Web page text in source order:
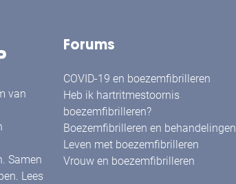
van
Samen
Lees
Forums
COVID-19 en boezemfibrilleren
Heb ik hartritmestoornis
boezemfibrilleren?
Boezemfibrilleren en behandelingen
Leven met boezemfibrilleren
Vrouw en boezemfibrilleren